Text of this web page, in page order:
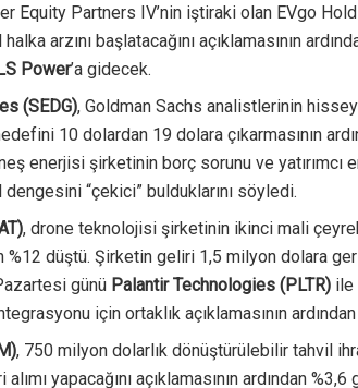
Equity Partners IV’nin iştiraki olan EVgo
arzını başlatacağını açıklamasının
Power’a gidecek.
(SEDG), Goldman Sachs analistlerinin
10 dolardan 19 dolara çıkarmasının
enerjisi şirketinin borç sorunu ve yatırımcı
“çekici” bulduklarını söyledi.
, drone teknolojisi şirketinin ikinci mali
%12 düştü. Şirketin geliri 1,5 milyon dolara
günü Palantir Technologies (PLTR) ile
için ortaklık açıklamasının
, 750 milyon dolarlık dönüştürülebilir tahvil
yapacağını açıklamasının ardından %3,6